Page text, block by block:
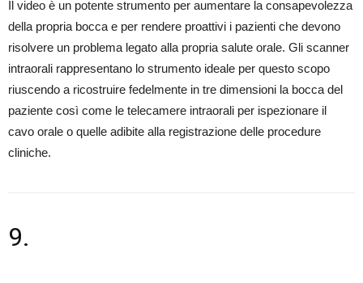
Il video è un potente strumento per aumentare la consapevolezza
della propria bocca e per rendere proattivi i pazienti che devono
risolvere un problema legato alla propria salute orale. Gli scanner
intraorali rappresentano lo strumento ideale per questo scopo
riuscendo a ricostruire fedelmente in tre dimensioni la bocca del
paziente così come le telecamere intraorali per ispezionare il
cavo orale o quelle adibite alla registrazione delle procedure
cliniche.
9.